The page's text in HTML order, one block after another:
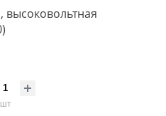
высоковольтная
шт